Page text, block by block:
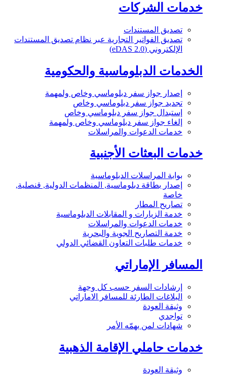
خدمات الشركات
تصديق المستندات
تصديق الفواتير التجارية عبر نظام تصديق المستندات
الإلكتروني (eDAS 2.0)
الخدمات الدبلوماسية والحكومية
إصدار جواز سفر دبلوماسي وخاص ولمهمة
تجديد جواز سفر دبلوماسي وخاص
إستبدال جواز سفر دبلوماسي وخاص
إلغاء جواز سفر دبلوماسي وخاص ولمهمة
خدمات الدعوات والمراسلات
خدمات البعثات الأجنبية
بوابة المراسلات الدبلوماسية
إصدار بطاقة دبلوماسية, المنظمات الدولية, قنصلية,
خاصة
تصاريح المطار
خدمة الزيارات و المقابلات الدبلوماسية
خدمات الدعوات والمراسلات
خدمة التصاريح الجوية والبحرية
خدمات طلبات التعاون القضائي الدولي
المسافر الإماراتي
إرشادات السفر حسب كل وجهة
البلاغات الطارئة للمسافر الاماراتي
وثيقة العودة
تواجدي
شهادات لمن يهمّه الأمر
خدمات حاملي الإقامة الذهبية
وثيقة العودة